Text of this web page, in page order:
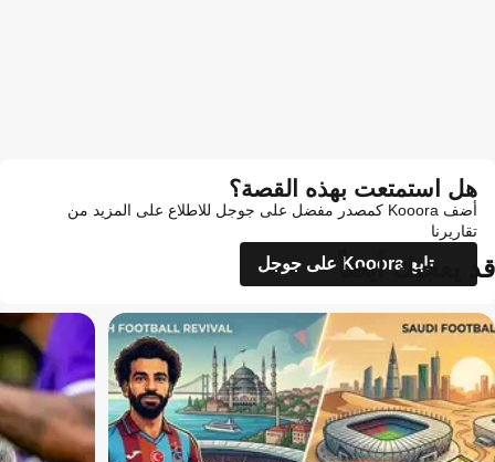
هل استمتعت بهذه القصة؟
أضف Kooora كمصدر مفضل على جوجل للاطلاع على المزيد من
تقاريرنا
تابع Kooora على جوجل
قد يعجبك أيضاً